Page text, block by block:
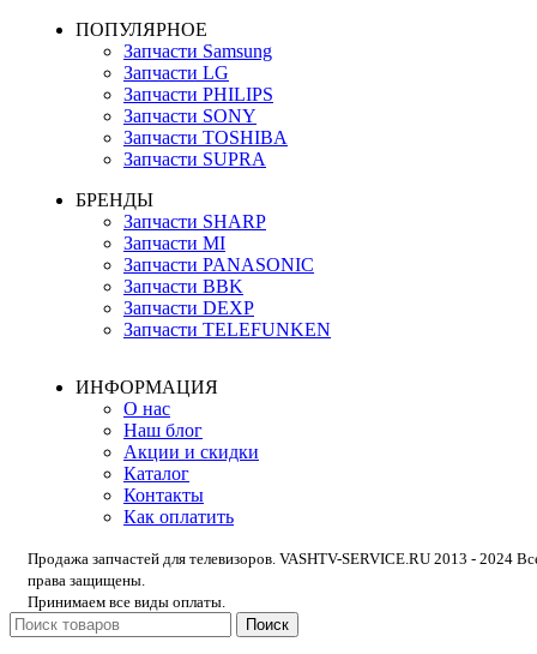
ПОПУЛЯРНОЕ
Запчасти Samsung
Запчасти LG
Запчасти PHILIPS
Запчасти SONY
Запчасти TOSHIBA
Запчасти SUPRA
БРЕНДЫ
Запчасти SHARP
Запчасти MI
Запчасти PANASONIC
Запчасти BBK
Запчасти DEXP
Запчасти TELEFUNKEN
ИНФОРМАЦИЯ
О нас
Наш блог
Акции и скидки
Каталог
Контакты
Как оплатить
Продажа запчастей для телевизоров. VASHTV-SERVICE.RU 2013 - 2024
права защищены.
Принимаем все виды оплаты.
Поиск